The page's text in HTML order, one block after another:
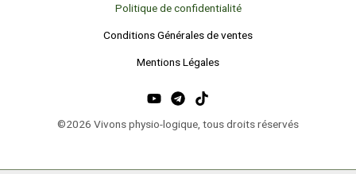
Politique de confidentialité
Conditions Générales de ventes
Mentions Légales
©2026 Vivons physio-logique, tous droits réservés